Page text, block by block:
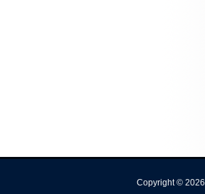
Copyright © 2026